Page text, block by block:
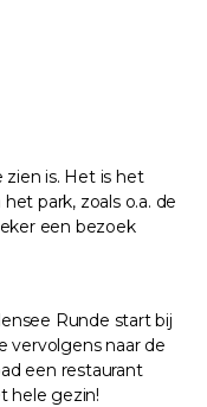
is. Het is het
park, zoals o.a. de
een bezoek
Runde start bij
vervolgens naar de
een restaurant
hele gezin!